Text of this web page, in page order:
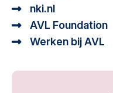
nki.nl
AVL Foundation
Werken bij AVL